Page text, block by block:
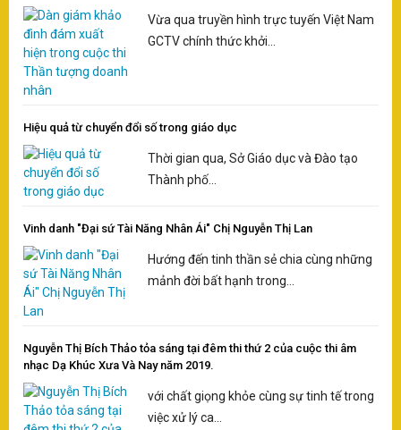
Vừa qua truyền hình trực tuyến Việt Nam
GCTV chính thức khởi...
Hiệu quả từ chuyển đổi số trong giáo dục
Thời gian qua, Sở Giáo dục và Đào tạo
Thành phố...
Vinh danh "Đại sứ Tài Năng Nhân Ái" Chị Nguyễn Thị Lan
Hướng đến tinh thần sẻ chia cùng những
mảnh đời bất hạnh trong...
Nguyễn Thị Bích Thảo tỏa sáng tại đêm thi thứ 2 của cuộc thi âm
nhạc Dạ Khúc Xưa Và Nay năm 2019.
với chất giọng khỏe cùng sự tinh tế trong
việc xử lý ca...